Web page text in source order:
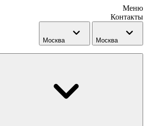
Меню
Контакты
Москва Москва